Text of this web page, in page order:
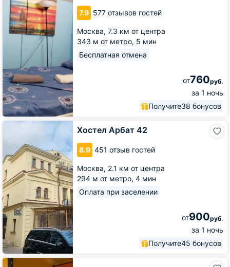
7.9 577 отзывов гостей
Москва, 7.3 км от центра
343 м от метро, 5 мин
Бесплатная отмена
от760руб.
за 1 ночь
Получите38 бонусов
Преображенская
Хостел Арбат 42
8.9 451 отзыв гостей
Москва, 2.1 км от центра
294 м от метро, 4 мин
Оплата при заселении
от900руб.
за 1 ночь
Получите45 бонусов
Хостел
Хостел